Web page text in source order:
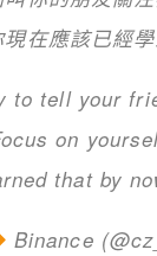
在應該已經學
to tell your
on
that by
Binance